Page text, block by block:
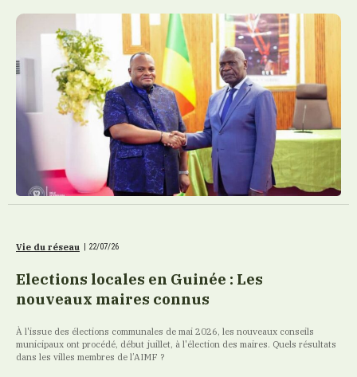
Vie du réseau 22/07/26
Elections locales en Guinée : Les
nouveaux maires connus
À l'issue des élections communales de mai 2026, les nouveaux conseils
municipaux ont procédé, début juillet, à l'élection des maires. Quels résultats
dans les villes membres de l’AIMF ?